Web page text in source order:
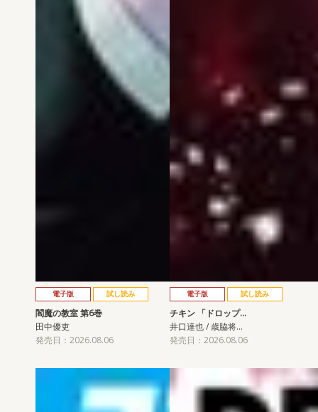
電子版 試し読み
閻魔の教室 第6巻
田中優吏
発売日：2026.08.06
電子版 試し読み
チキン 「ドロップ…
井口達也 / 歳脇将…
発売日：2026.08.06